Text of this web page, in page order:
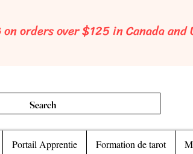
on orders over $125 in Canada and
Portail Apprentie Formation de tarot